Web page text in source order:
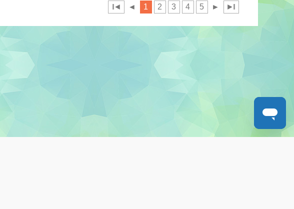
◄ ◄ 1 2 3 4 5 ► ►